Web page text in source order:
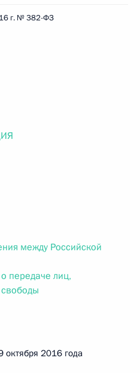
г. № 382-ФЗ
между Российской
передаче лиц,
2016 года